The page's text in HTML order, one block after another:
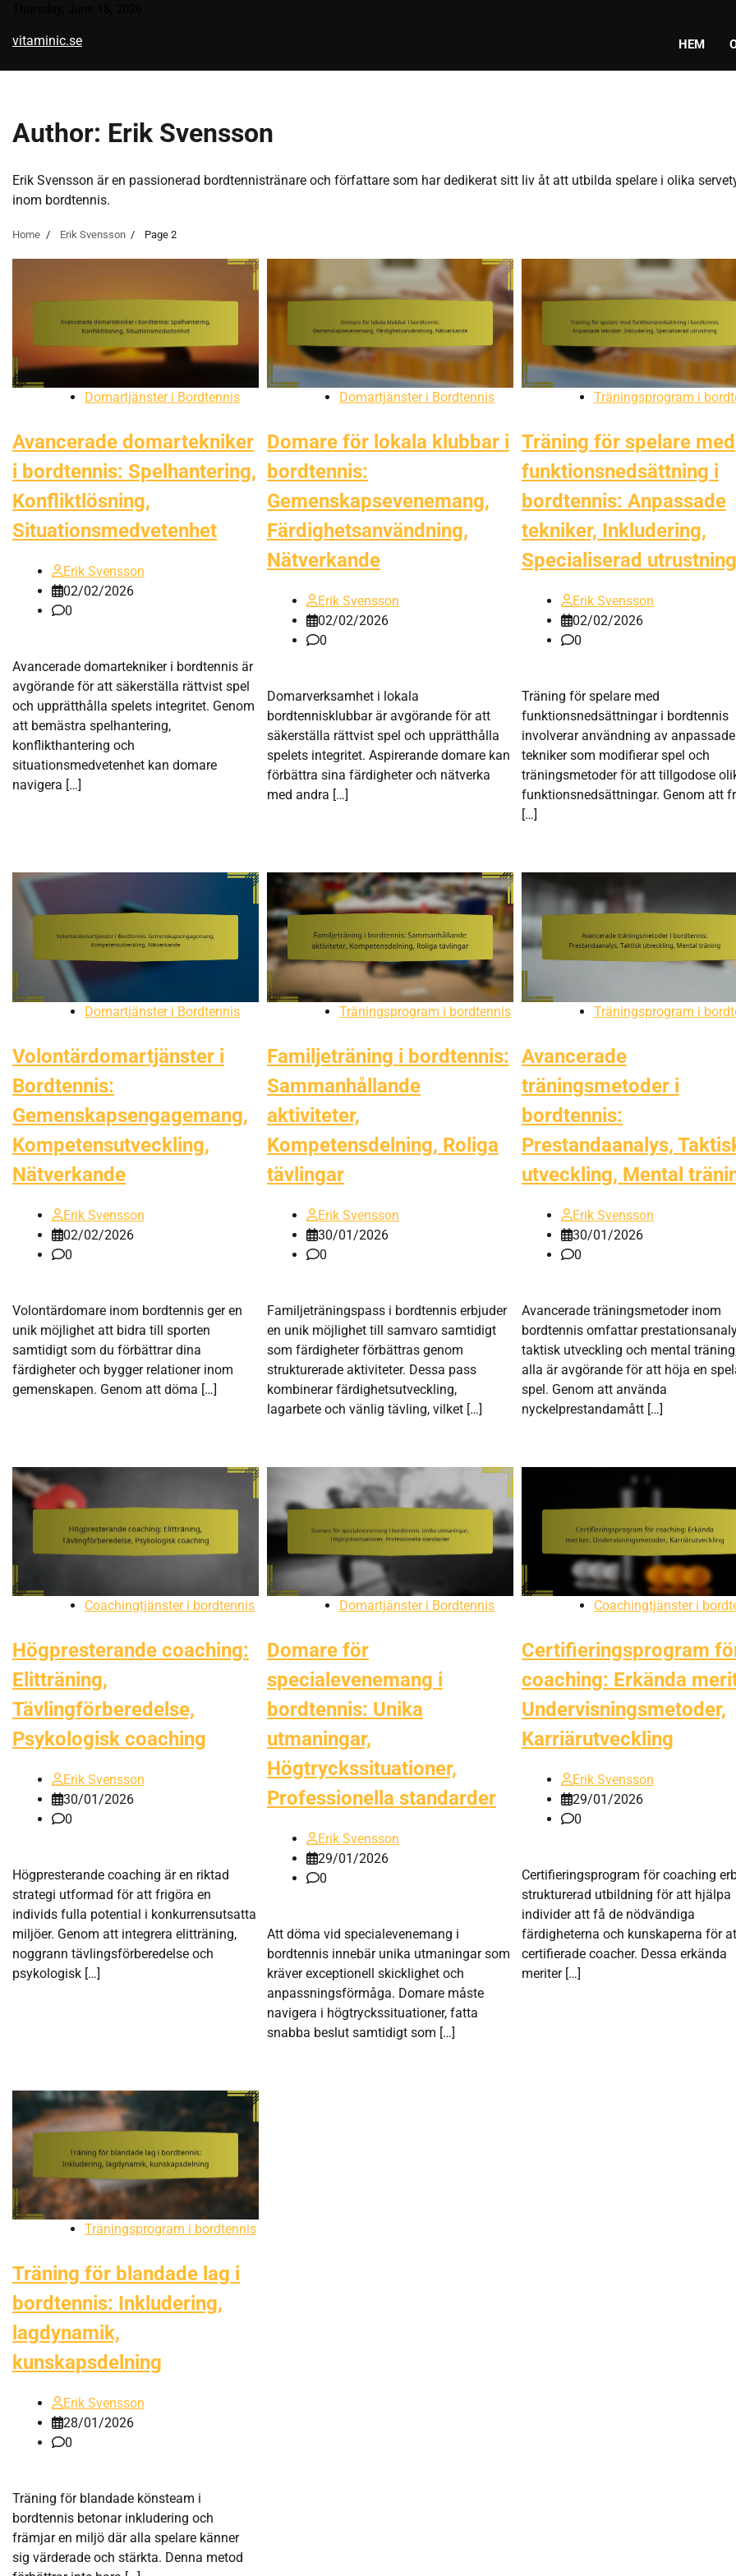
content
vitaminic.se HEM
Author: Erik Svensson
Erik Svensson är en passionerad bordtennistränare och författare som har dedikerat sitt liv åt att utbilda spelare i olika
inom bordtennis.
Home Erik Svensson Page 2
Domartjänster i Bordtennis
Avancerade domartekniker
i bordtennis: Spelhantering,
Konfliktlösning,
Situationsmedvetenhet
Erik Svensson
02/02/2026
0
Avancerade domartekniker i bordtennis är
avgörande för att säkerställa rättvist spel
och upprätthålla spelets integritet. Genom
att bemästra spelhantering,
konflikthantering och
situationsmedvetenhet kan domare
navigera […]
Domartjänster i Bordtennis
Domare för lokala klubbar i
bordtennis:
Gemenskapsevenemang,
Färdighetsanvändning,
Nätverkande
Erik Svensson
02/02/2026
0
Domarverksamhet i lokala
bordtennisklubbar är avgörande för att
säkerställa rättvist spel och upprätthålla
spelets integritet. Aspirerande domare kan
förbättra sina färdigheter och nätverka
med andra […]
Träningsprogram i
Träning för spelare med
funktionsnedsättning i
bordtennis: Anpassade
tekniker, Inkludering,
Specialiserad utrustning
Erik Svensson
02/02/2026
0
Träning för spelare med
funktionsnedsättningar i bordtennis
involverar användning av anpassade
tekniker som modifierar spel och
träningsmetoder för att tillgodose
funktionsnedsättningar. Genom att
[…]
Domartjänster i Bordtennis
Volontärdomartjänster i
Bordtennis:
Gemenskapsengagemang,
Kompetensutveckling,
Nätverkande
Erik Svensson
02/02/2026
0
Volontärdomare inom bordtennis ger en
unik möjlighet att bidra till sporten
samtidigt som du förbättrar dina
färdigheter och bygger relationer inom
gemenskapen. Genom att döma […]
Träningsprogram i bordtennis
Familjeträning i bordtennis:
Sammanhållande
aktiviteter,
Kompetensdelning, Roliga
tävlingar
Erik Svensson
30/01/2026
0
Familjeträningspass i bordtennis erbjuder
en unik möjlighet till samvaro samtidigt
som färdigheter förbättras genom
strukturerade aktiviteter. Dessa pass
kombinerar färdighetsutveckling,
lagarbete och vänlig tävling, vilket […]
Träningsprogram i
Avancerade
träningsmetoder i
bordtennis:
Prestandaanalys,
utveckling, Mental
Erik Svensson
30/01/2026
0
Avancerade träningsmetoder inom
bordtennis omfattar
taktisk utveckling och mental
alla är avgörande för att höja en
spel. Genom att använda
nyckelprestandamått […]
Coachingtjänster i bordtennis
Högpresterande coaching:
Elitträning,
Tävlingförberedelse,
Psykologisk coaching
Erik Svensson
30/01/2026
0
Högpresterande coaching är en riktad
strategi utformad för att frigöra en
individs fulla potential i konkurrensutsatta
miljöer. Genom att integrera elitträning,
noggrann tävlingsförberedelse och
psykologisk […]
Domartjänster i Bordtennis
Domare för
specialevenemang i
bordtennis: Unika
utmaningar,
Högtryckssituationer,
Professionella standarder
Erik Svensson
29/01/2026
0
Att döma vid specialevenemang i
bordtennis innebär unika utmaningar som
kräver exceptionell skicklighet och
anpassningsförmåga. Domare måste
navigera i högtryckssituationer, fatta
snabba beslut samtidigt som […]
Coachingtjänster i
Certifieringsprogram
coaching: Erkända
Undervisningsmetoder,
Karriärutveckling
Erik Svensson
29/01/2026
0
Certifieringsprogram för coaching
strukturerad utbildning för att hjälpa
individer att få de nödvändiga
färdigheterna och kunskaperna för
certifierade coacher. Dessa erkända
meriter […]
Träningsprogram i bordtennis
Träning för blandade lag i
bordtennis: Inkludering,
lagdynamik,
kunskapsdelning
Erik Svensson
28/01/2026
0
Träning för blandade könsteam i
bordtennis betonar inkludering och
främjar en miljö där alla spelare känner
sig värderade och stärkta. Denna metod